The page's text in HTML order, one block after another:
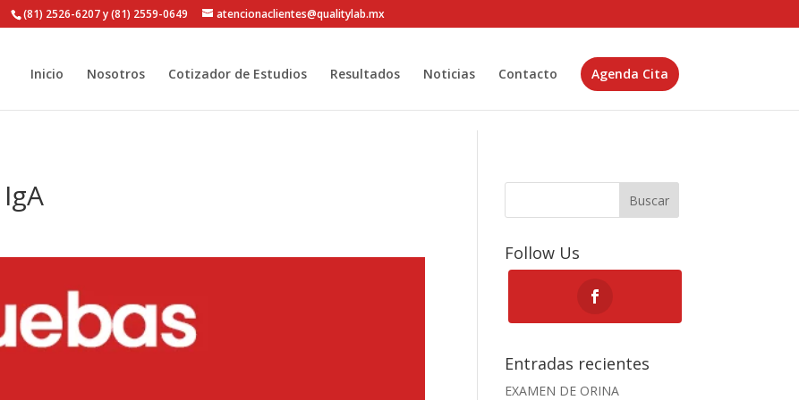
(81) 2526-6207 y (81) 2559-0649 atencionaclientes@qualitylab.mx
Inicio Nosotros Cotizador de Estudios Resultados Noticias Contacto Agenda Cita
Buscar
Follow Us
Entradas recientes
EXAMEN DE ORINA